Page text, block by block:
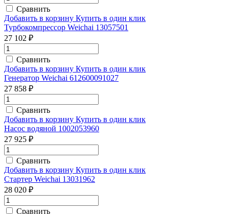
Сравнить
Добавить в корзину Купить в один клик
Турбокомпрессор Weichai 13057501
27 102 ₽
Сравнить
Добавить в корзину Купить в один клик
Генератор Weichai 612600091027
27 858 ₽
Сравнить
Добавить в корзину Купить в один клик
Насос водяной 1002053960
27 925 ₽
Сравнить
Добавить в корзину Купить в один клик
Стартер Weichai 13031962
28 020 ₽
Сравнить